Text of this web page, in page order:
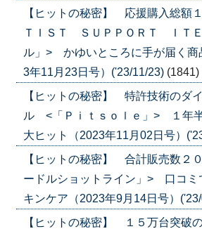
【ヒットの秘密】 応援購入総額
ＴＩＳＴ ＳＵＰＰＯＲＴ ＩＴ
ル」> かゆいところに手が届く商
3年11月23日号）('23/11/23) (1841)
【ヒットの秘密】 特許技術のダ
ル <「Ｐｉｔｓｏｌｅ」> １年
大ヒット（2023年11月02日号）
【ヒットの秘密】 合計販売数２
ードルショットライン」> 口コミ
キンケア（2023年9月14日号）
【ヒットの秘密】 １５万台突破